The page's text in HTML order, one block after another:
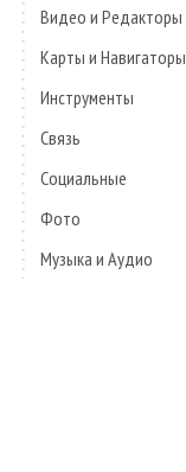
Видео и Редакторы
Карты и Навигаторы
Инструменты
Связь
Социальные
Фото
Музыка и Аудио